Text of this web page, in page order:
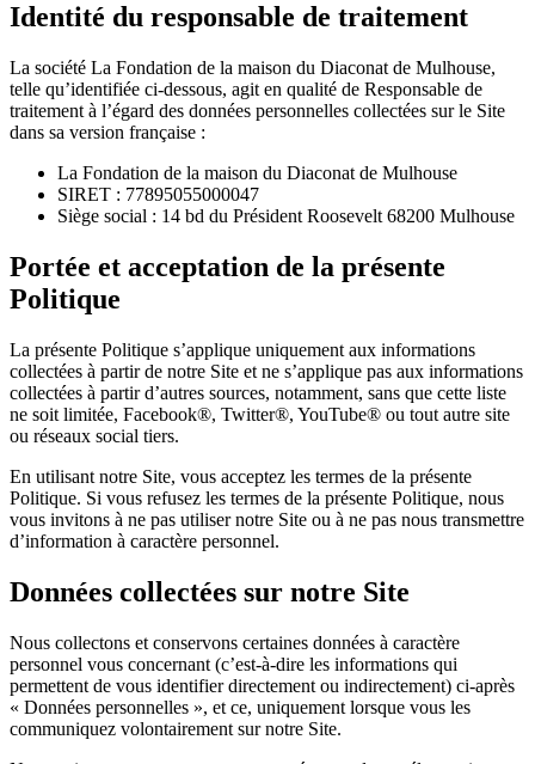
Identité du responsable de traitement
La société La Fondation de la maison du Diaconat de Mulhouse,
telle qu’identifiée ci-dessous, agit en qualité de Responsable de
traitement à l’égard des données personnelles collectées sur le Site
dans sa version française :
La Fondation de la maison du Diaconat de Mulhouse
SIRET : 77895055000047
Siège social : 14 bd du Président Roosevelt 68200 Mulhouse
Portée et acceptation de la présente
Politique
La présente Politique s’applique uniquement aux informations
collectées à partir de notre Site et ne s’applique pas aux informations
collectées à partir d’autres sources, notamment, sans que cette liste
ne soit limitée, Facebook®, Twitter®, YouTube® ou tout autre site
ou réseaux social tiers.
En utilisant notre Site, vous acceptez les termes de la présente
Politique. Si vous refusez les termes de la présente Politique, nous
vous invitons à ne pas utiliser notre Site ou à ne pas nous transmettre
d’information à caractère personnel.
Données collectées sur notre Site
Nous collectons et conservons certaines données à caractère
personnel vous concernant (c’est-à-dire les informations qui
permettent de vous identifier directement ou indirectement) ci-après
« Données personnelles », et ce, uniquement lorsque vous les
communiquez volontairement sur notre Site.